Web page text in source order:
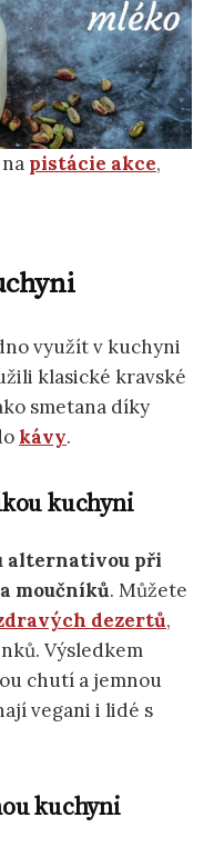
pistácie akce,
využít v kuchyni
klasické kravské
smetana díky
kávy.
kuchyni
alternativou při
moučníků. Můžete
dezertů,
Výsledkem
chutí a jemnou
vegani i lidé s
kuchyni